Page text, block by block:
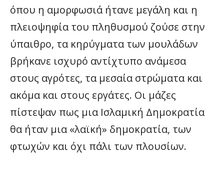
όπου η αμορφωσιά ήτανε μεγάλη και η
πλειοψηφία του πληθυσμού ζούσε στην
ύπαιθρο, τα κηρύγματα των μουλάδων
βρήκανε ισχυρό αντίχτυπο ανάμεσα
στους αγρότες, τα μεσαία στρώματα και
ακόμα και στους εργάτες. Οι μάζες
πίστεψαν πως μια Ισλαμική Δημοκρατία
θα ήταν μια «λαϊκή» δημοκρατία, των
φτωχών και όχι πάλι των πλουσίων.